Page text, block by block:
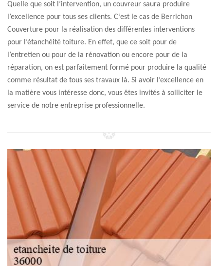
Quelle que soit l’intervention, un couvreur saura produire
l’excellence pour tous ses clients. C’est le cas de Berrichon
Couverture pour la réalisation des différentes interventions
pour l’étanchéité toiture. En effet, que ce soit pour de
l’entretien ou pour de la rénovation ou encore pour de la
réparation, on est parfaitement formé pour produire la qualité
comme résultat de tous ses travaux là. Si avoir l’excellence en
la matière vous intéresse donc, vous êtes invités à solliciter le
service de notre entreprise professionnelle.